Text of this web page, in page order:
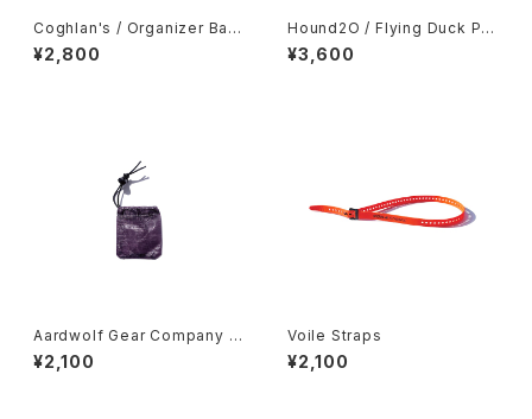
Coghlan's / Organizer Bag
s -Medium-
¥2,800
Hound2O / Flying Duck Plu
sh Toy
¥3,600
Aardwolf Gear Company /
Mini Ditty Spoon Cover
¥2,100
Voile Straps
¥2,100